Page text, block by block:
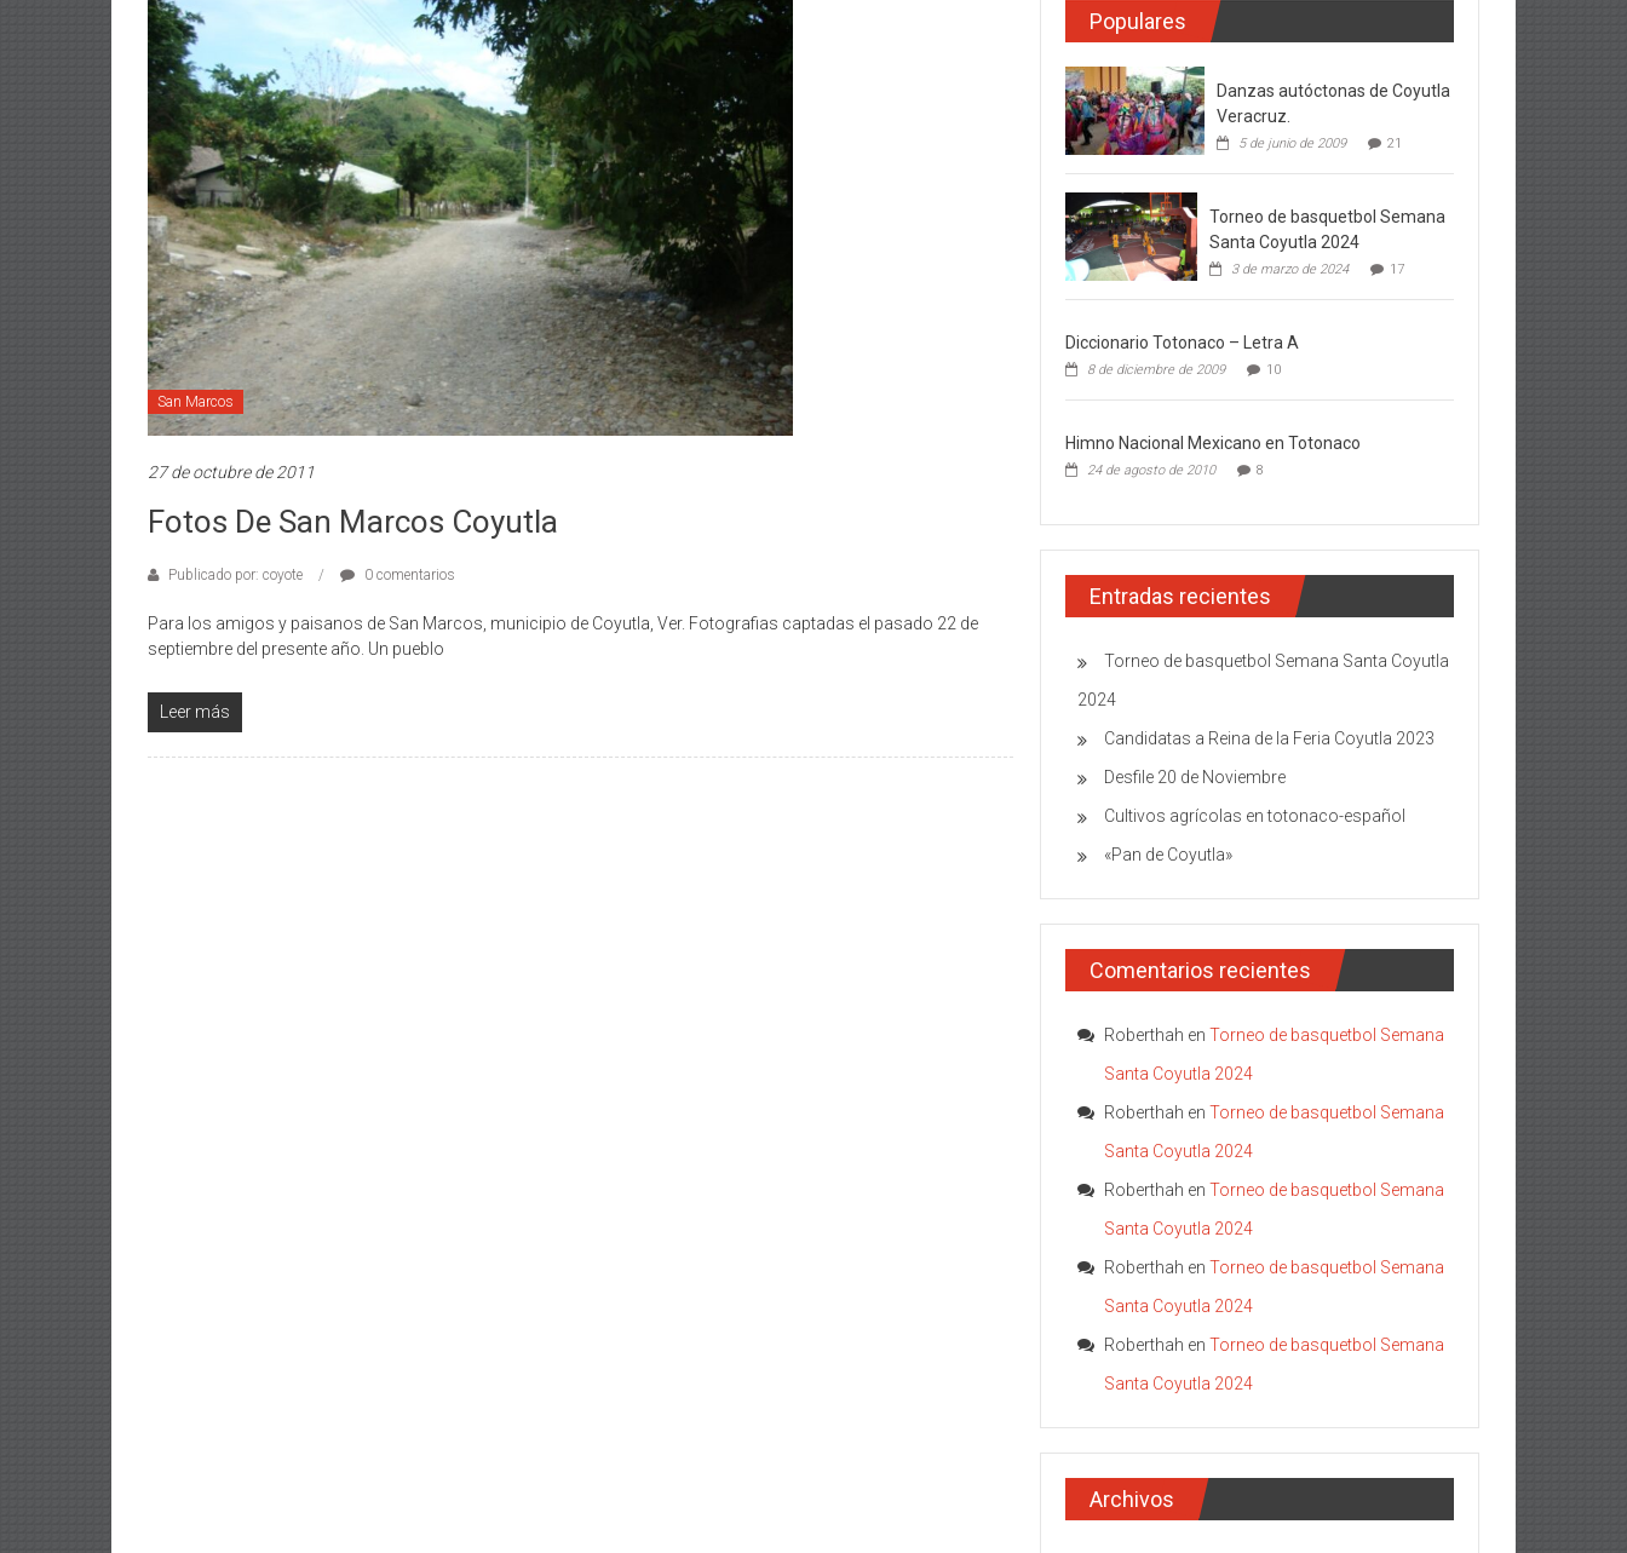
San Marcos
27 de octubre de 2011
Fotos De San Marcos Coyutla
Publicado por: coyote 0 comentarios
Para los amigos y paisanos de San Marcos, municipio de Coyutla, Ver. Fotografias captadas el pasado 22 de
septiembre del presente año. Un pueblo
Leer más
Populares
Danzas autóctonas de Coyutla
Veracruz.
5 de junio de 2009 21
Torneo de basquetbol Semana
Santa Coyutla 2024
3 de marzo de 2024 17
Diccionario Totonaco – Letra A
8 de diciembre de 2009 10
Himno Nacional Mexicano en Totonaco
24 de agosto de 2010 8
Entradas recientes
Torneo de basquetbol Semana Santa Coyutla
2024
Candidatas a Reina de la Feria Coyutla 2023
Desfile 20 de Noviembre
Cultivos agrícolas en totonaco-español
«Pan de Coyutla»
Comentarios recientes
Roberthah en Torneo de basquetbol Semana
Santa Coyutla 2024
Roberthah en Torneo de basquetbol Semana
Santa Coyutla 2024
Roberthah en Torneo de basquetbol Semana
Santa Coyutla 2024
Roberthah en Torneo de basquetbol Semana
Santa Coyutla 2024
Roberthah en Torneo de basquetbol Semana
Santa Coyutla 2024
Archivos